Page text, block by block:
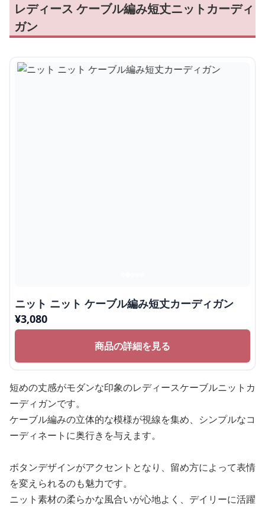
レディース ケーブル編み短丈ニットカーディ
ガン
ニット ニット ケーブル編み短丈カーディガン
¥3,080
商品の詳細を見る
短めの丈感がモダンな印象のレディースケーブルニットカ
ーディガンです。
ケーブル編みの立体的な模様が視線を集め、シンプルなコ
ーディネートに奥行きを与えます。
ボタンデザインがアクセントとなり、留め方によって表情
を変えられるのも魅力です。
ニット素材の柔らかな風合いが心地よく、デイリーに活躍